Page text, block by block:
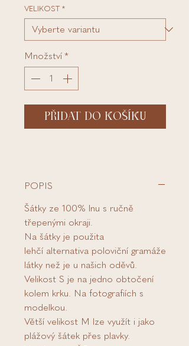
VELIKOST *
Množství *
PŘIDAT DO KOŠÍKU
POPIS
Šátky ze 100% lnu s ručně
třepenými okraji.
Na šátky je použita
lehčí alternativa poloviční gramáže
látky než je u našich oděvů.
Velikost S je na jedno obtočení
kolem krku. Na fotografiích s
modelkou.
Větší velikost M lze využít i jako
plážový šátek přes plavky.